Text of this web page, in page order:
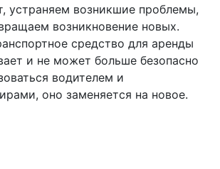
устраняем возникшие проблемы,
возникновение новых.
средство для аренды
и не может больше безопасно
водителем и
оно заменяется на новое.